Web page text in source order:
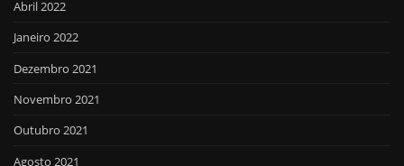
Abril 2022
Janeiro 2022
Dezembro 2021
Novembro 2021
Outubro 2021
Agosto 2021